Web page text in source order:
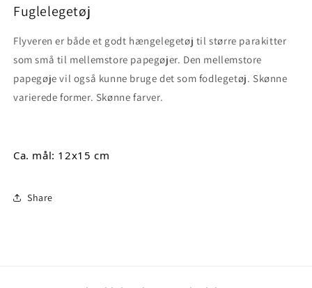
Fuglelegetøj
Flyveren er både et godt hængelegetøj til større parakitter
som små til mellemstore papegøjer. Den mellemstore
papegøje vil også kunne bruge det som fodlegetøj. Skønne
varierede former. Skønne farver.
Ca. mål: 12x15 cm
Share